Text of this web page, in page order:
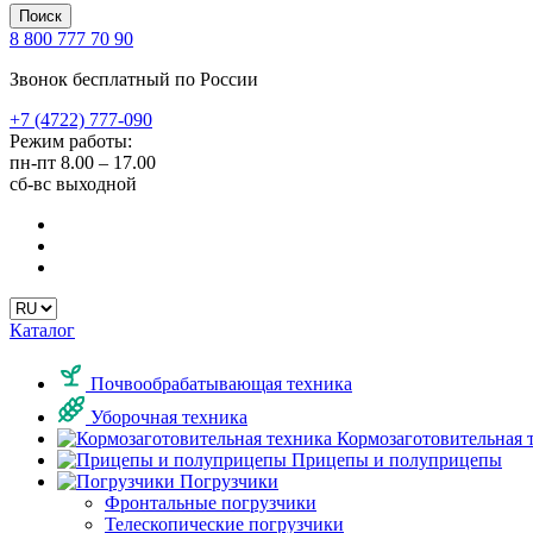
Поиск
8 800 777 70 90
Звонок бесплатный по России
+7 (4722) 777-090
Режим работы:
пн-пт 8.00 – 17.00
сб-вс выходной
Каталог
Почвообрабатывающая техника
Уборочная техника
Кормозаготовительная
Прицепы и полуприцепы
Погрузчики
Фронтальные погрузчики
Телескопические погрузчики